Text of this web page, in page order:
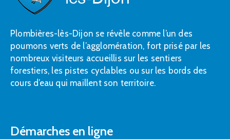
Plombières-lès-Dijon se révèle comme l’un des
poumons verts de l’agglomération, fort prisé par les
nombreux visiteurs accueillis sur les sentiers
forestiers, les pistes cyclables ou sur les bords des
cours d’eau qui maillent son territoire.
Démarches en ligne